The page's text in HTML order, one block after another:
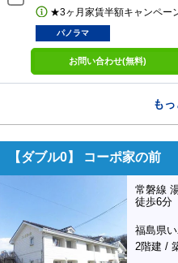
★3ヶ月家賃半額キャンペー
パノラマ
お問い合わせ(無料)
も
【ダブル0】 コーポ家の前
常磐線
徒歩6分
福島県
2階建 /